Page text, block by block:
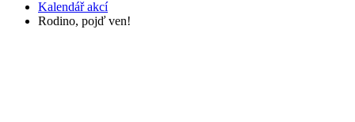
Kalendář akcí
Rodino, pojď ven!